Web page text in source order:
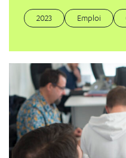
2023 Emploi